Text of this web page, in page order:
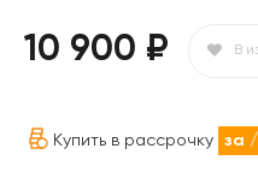
10 900 ₽ В
Купить в рассрочку за